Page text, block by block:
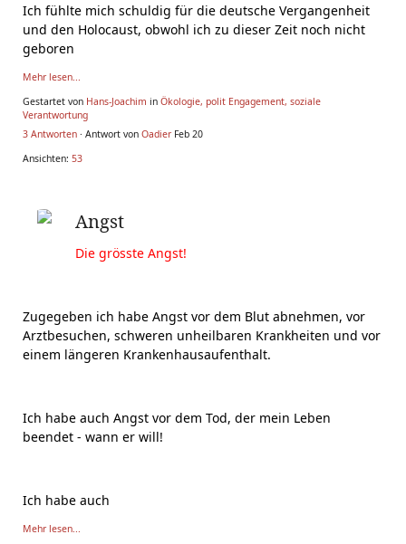
Ich fühlte mich schuldig für die deutsche Vergangenheit
und den Holocaust, obwohl ich zu dieser Zeit noch nicht
geboren
Mehr lesen...
Gestartet von Hans-Joachim in Ökologie, polit Engagement, soziale
Verantwortung
3 Antworten · Antwort von Oadier Feb 20
Ansichten: 53
Angst
Die grösste Angst!
Zugegeben ich habe Angst vor dem Blut abnehmen, vor
Arztbesuchen, schweren unheilbaren Krankheiten und vor
einem längeren Krankenhausaufenthalt.
Ich habe auch Angst vor dem Tod, der mein Leben
beendet - wann er will!
Ich habe auch
Mehr lesen...